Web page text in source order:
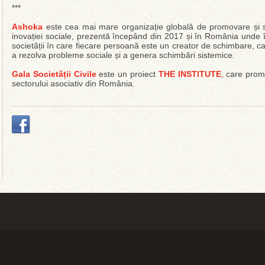
***
Ashoka este cea mai mare organizație globală de promovare și
inovației sociale, prezentă începând din 2017 și în România
societății în care fiecare persoană este un creator de schimbare,
a rezolva probleme sociale și a genera schimbări sistemice.
Gala Societății Civileeste un proiect THE INSTITUTE, care
sectorului asociativ din România.